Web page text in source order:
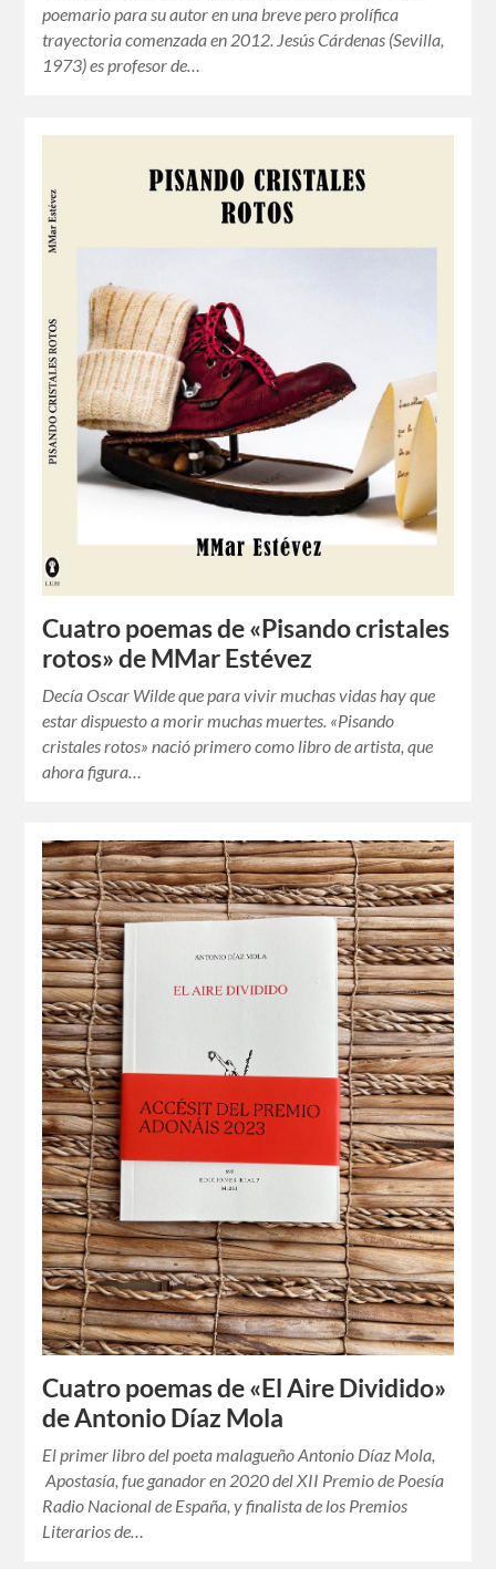
poemario para su autor en una breve pero prolífica
trayectoria comenzada en 2012. Jesús Cárdenas (Sevilla,
1973) es profesor de…
Cuatro poemas de «Pisando cristales
rotos» de MMar Estévez
Decía Oscar Wilde que para vivir muchas vidas hay que
estar dispuesto a morir muchas muertes. «Pisando
cristales rotos» nació primero como libro de artista, que
ahora figura…
Cuatro poemas de «El Aire Dividido»
de Antonio Díaz Mola
El primer libro del poeta malagueño Antonio Díaz Mola,
Apostasía, fue ganador en 2020 del XII Premio de Poesía
Radio Nacional de España, y finalista de los Premios
Literarios de…